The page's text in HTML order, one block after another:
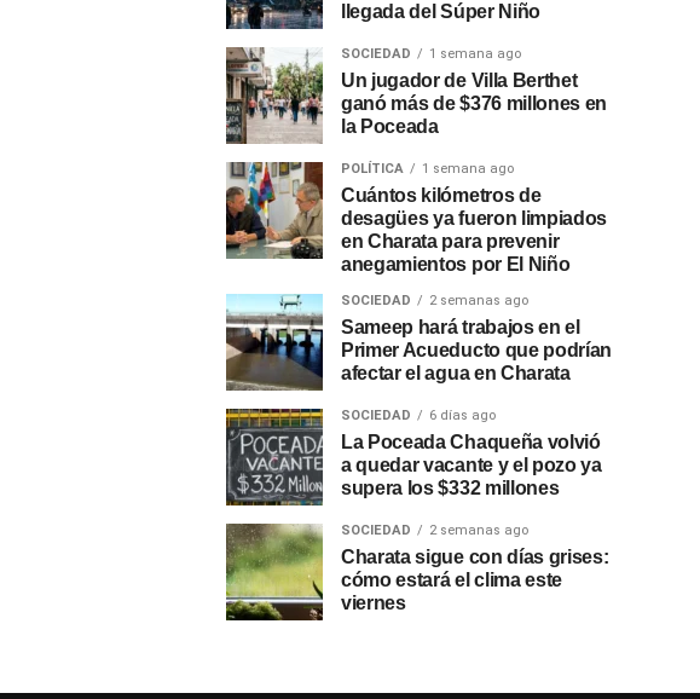
llegada del Súper Niño
SOCIEDAD 1 semana ago
Un jugador de Villa Berthet
ganó más de $376 millones en
la Poceada
POLÍTICA 1 semana ago
Cuántos kilómetros de
desagües ya fueron limpiados
en Charata para prevenir
anegamientos por El Niño
SOCIEDAD 2 semanas ago
Sameep hará trabajos en el
Primer Acueducto que podrían
afectar el agua en Charata
SOCIEDAD 6 días ago
La Poceada Chaqueña volvió
a quedar vacante y el pozo ya
supera los $332 millones
SOCIEDAD 2 semanas ago
Charata sigue con días grises:
cómo estará el clima este
viernes